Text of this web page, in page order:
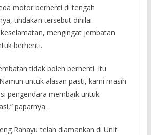
motor berhenti di tengah
tindakan tersebut dinilai
mengingat jembatan
berhenti.
tidak boleh berhenti. Itu
untuk alasan pasti, kami masih
pengendara membaik untuk
paparnya.
Rahayu telah diamankan di Unit